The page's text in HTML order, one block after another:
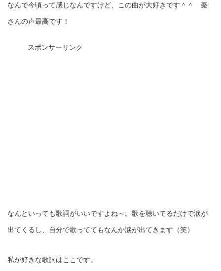
なんで今頃って感じなんですけど、この曲が大好きです＾＾ 秦
さんの声最高です！
スポンサーリンク
なんといっても歌詞がいいですよね～。歌を聴いてるだけで涙が
出てくるし、自分で歌っててもなんか涙が出てきます（笑）
私が好きな歌詞はここです。